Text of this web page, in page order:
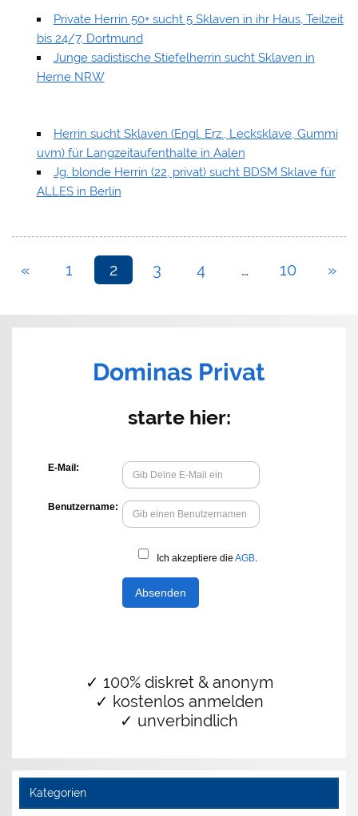
Private Herrin 50+ sucht 5 Sklaven in ihr Haus, Teilzeit
bis 24/7, Dortmund
Junge sadistische Stiefelherrin sucht Sklaven in
Herne NRW
Herrin sucht Sklaven (Engl. Erz., Lecksklave, Gummi
uvm) für Langzeitaufenthalte in Aalen
Jg. blonde Herrin (22, privat) sucht BDSM Sklave für
ALLES in Berlin
« 1 2 3 4 … 10 »
Dominas Privat
starte hier:
✓ 100% diskret & anonym
✓ kostenlos anmelden
✓ unverbindlich
Kategorien